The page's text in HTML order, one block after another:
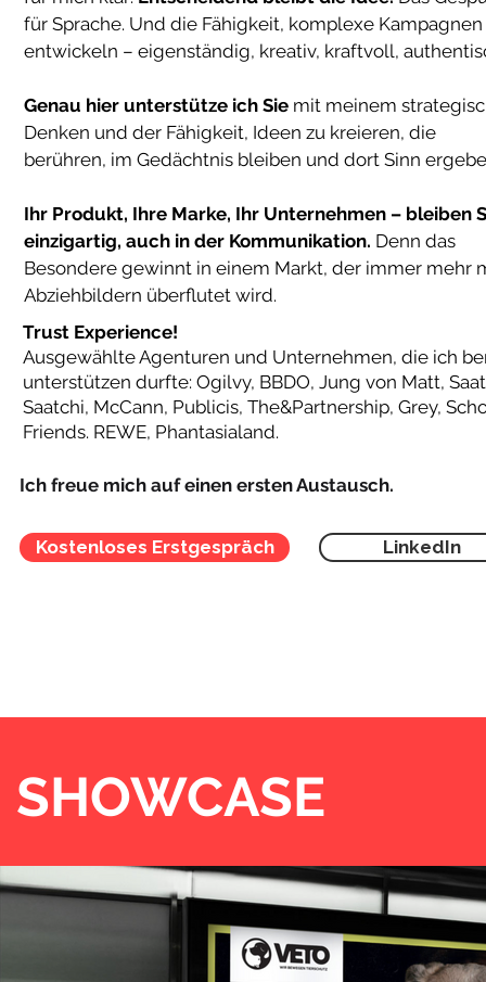
für Sprache. Und die Fähigkeit, komplexe Kampagnen
entwickeln – eigenständig, kreativ, kraftvoll,
Genau hier unterstütze ich Sie mit meinem
Denken und der Fähigkeit, Ideen zu kreieren, die
berühren, im Gedächtnis bleiben und dort Sinn
Ihr Produkt, Ihre Marke, Ihr Unternehmen – bleiben
einzigartig, auch in der Kommunikation. Denn das
Besondere gewinnt in einem Markt, der immer mehr
Abziehbildern überflutet wird.
Trust Experience!
Ausgewählte Agenturen und Unternehmen, die ich
unterstützen durfte: Ogilvy, BBDO, Jung von Matt,
Saatchi, McCann, Publicis, The&Partnership, Grey,
Friends. REWE, Phantasialand.
Ich freue mich auf einen ersten Austausch.
Kostenloses Erstgespräch LinkedIn
SHOWCASE